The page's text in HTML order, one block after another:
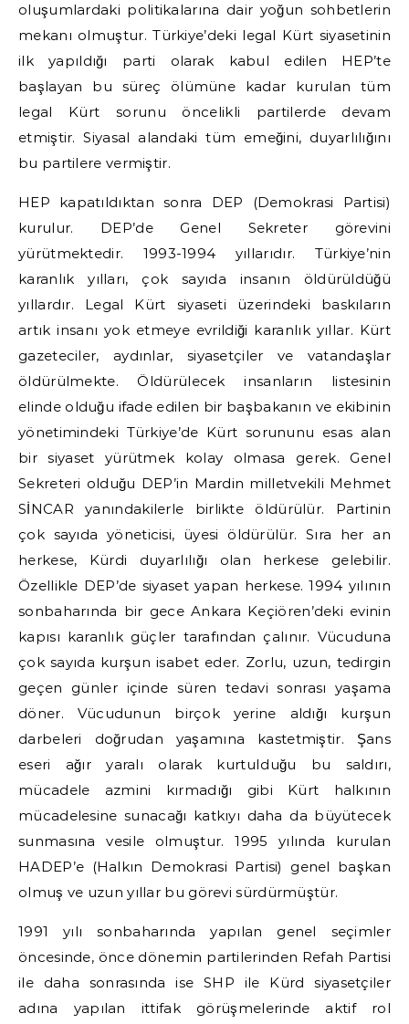
oluşumlardaki politikalarına dair yoğun sohbetlerin
mekanı olmuştur. Türkiye’deki legal Kürt siyasetinin
ilk yapıldığı parti olarak kabul edilen HEP’te
başlayan bu süreç ölümüne kadar kurulan tüm
legal Kürt sorunu öncelikli partilerde devam
etmiştir. Siyasal alandaki tüm emeğini, duyarlılığını
bu partilere vermiştir.
HEP kapatıldıktan sonra DEP (Demokrasi Partisi)
kurulur. DEP’de Genel Sekreter görevini
yürütmektedir. 1993-1994 yıllarıdır. Türkiye’nin
karanlık yılları, çok sayıda insanın öldürüldüğü
yıllardır. Legal Kürt siyaseti üzerindeki baskıların
artık insanı yok etmeye evrildiği karanlık yıllar. Kürt
gazeteciler, aydınlar, siyasetçiler ve vatandaşlar
öldürülmekte. Öldürülecek insanların listesinin
elinde olduğu ifade edilen bir başbakanın ve ekibinin
yönetimindeki Türkiye’de Kürt sorununu esas alan
bir siyaset yürütmek kolay olmasa gerek. Genel
Sekreteri olduğu DEP’in Mardin milletvekili Mehmet
SİNCAR yanındakilerle birlikte öldürülür. Partinin
çok sayıda yöneticisi, üyesi öldürülür. Sıra her an
herkese, Kürdi duyarlılığı olan herkese gelebilir.
Özellikle DEP’de siyaset yapan herkese. 1994 yılının
sonbaharında bir gece Ankara Keçiören’deki evinin
kapısı karanlık güçler tarafından çalınır. Vücuduna
çok sayıda kurşun isabet eder. Zorlu, uzun, tedirgin
geçen günler içinde süren tedavi sonrası yaşama
döner. Vücudunun birçok yerine aldığı kurşun
darbeleri doğrudan yaşamına kastetmiştir. Şans
eseri ağır yaralı olarak kurtuIduğu bu saldırı,
mücadele azmini kırmadığı gibi Kürt halkının
mücadelesine sunacağı katkıyı daha da büyütecek
sunmasına vesile olmuştur. 1995 yılında kurulan
HADEP’e (Halkın Demokrasi Partisi) genel başkan
olmuş ve uzun yıllar bu görevi sürdürmüştür.
1991 yılı sonbaharında yapılan genel seçimler
öncesinde, önce dönemin partilerinden Refah Partisi
ile daha sonrasında ise SHP ile Kürd siyasetçiler
adına yapılan ittifak görüşmelerinde aktif rol